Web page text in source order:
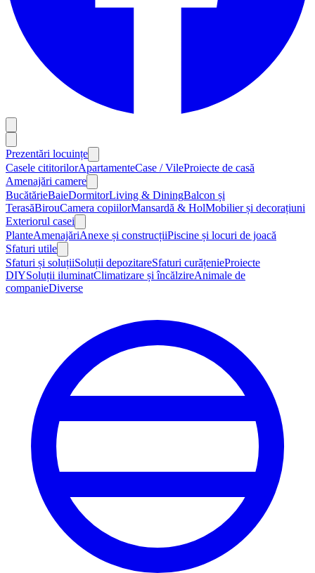
Prezentări locuințe
Casele cititorilorApartamenteCase / VileProiecte de casă
Amenajări camere
BucătărieBaieDormitorLiving & DiningBalcon și
TerasăBirouCamera copiilorMansardă & HolMobilier și decorațiuni
Exteriorul casei
PlanteAmenajăriAnexe și construcțiiPiscine și locuri de joacă
Sfaturi utile
Sfaturi și soluțiiSoluții depozitareSfaturi curățenieProiecte
DIYSoluții iluminatClimatizare și încălzireAnimale de
companieDiverse